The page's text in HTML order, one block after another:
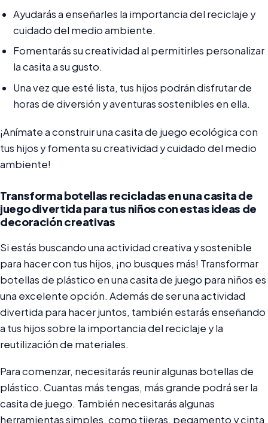
Ayudarás a enseñarles la importancia del reciclaje y
cuidado del medio ambiente.
Fomentarás su creatividad al permitirles personalizar
la casita a su gusto.
Una vez que esté lista, tus hijos podrán disfrutar de
horas de diversión y aventuras sostenibles en ella.
¡Anímate a construir una casita de juego ecológica con
tus hijos y fomenta su creatividad y cuidado del medio
ambiente!
Transforma botellas recicladas en una casita de
juego divertida para tus niños con estas ideas de
decoración creativas
Si estás buscando una actividad creativa y sostenible
para hacer con tus hijos, ¡no busques más! Transformar
botellas de plástico en una casita de juego para niños es
una excelente opción. Además de ser una actividad
divertida para hacer juntos, también estarás enseñando
a tus hijos sobre la importancia del reciclaje y la
reutilización de materiales.
Para comenzar, necesitarás reunir algunas botellas de
plástico. Cuantas más tengas, más grande podrá ser la
casita de juego. También necesitarás algunas
herramientas simples, como tijeras, pegamento y cinta